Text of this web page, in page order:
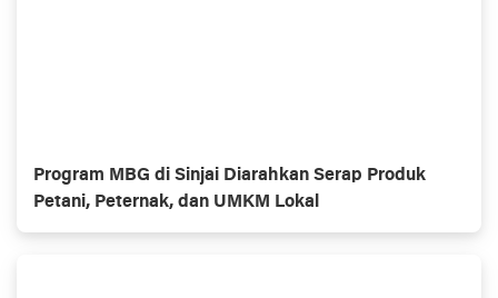
Program MBG di Sinjai Diarahkan Serap Produk
Petani, Peternak, dan UMKM Lokal